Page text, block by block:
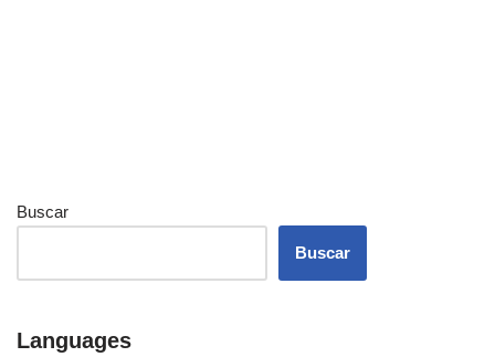
Buscar
Buscar
Languages